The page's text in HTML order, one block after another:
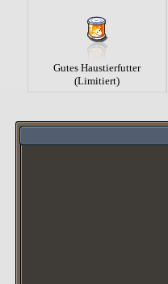
Gutes Haustierfutter
(Limitiert)